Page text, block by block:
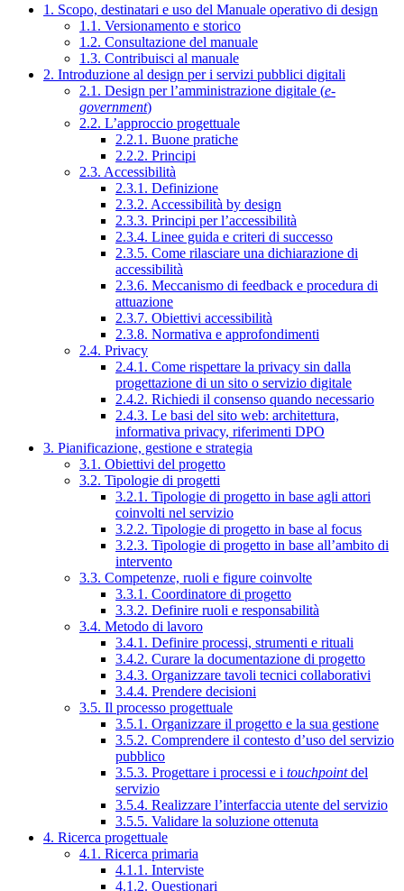
1. Scopo, destinatari e uso del Manuale operativo di design
1.1. Versionamento e storico
1.2. Consultazione del manuale
1.3. Contribuisci al manuale
2. Introduzione al design per i servizi pubblici digitali
2.1. Design per l’amministrazione digitale (e-
government)
2.2. L’approccio progettuale
2.2.1. Buone pratiche
2.2.2. Principi
2.3. Accessibilità
2.3.1. Definizione
2.3.2. Accessibilità by design
2.3.3. Principi per l’accessibilità
2.3.4. Linee guida e criteri di successo
2.3.5. Come rilasciare una dichiarazione di
accessibilità
2.3.6. Meccanismo di feedback e procedura di
attuazione
2.3.7. Obiettivi accessibilità
2.3.8. Normativa e approfondimenti
2.4. Privacy
2.4.1. Come rispettare la privacy sin dalla
progettazione di un sito o servizio digitale
2.4.2. Richiedi il consenso quando necessario
2.4.3. Le basi del sito web: architettura,
informativa privacy, riferimenti DPO
3. Pianificazione, gestione e strategia
3.1. Obiettivi del progetto
3.2. Tipologie di progetti
3.2.1. Tipologie di progetto in base agli attori
coinvolti nel servizio
3.2.2. Tipologie di progetto in base al focus
3.2.3. Tipologie di progetto in base all’ambito di
intervento
3.3. Competenze, ruoli e figure coinvolte
3.3.1. Coordinatore di progetto
3.3.2. Definire ruoli e responsabilità
3.4. Metodo di lavoro
3.4.1. Definire processi, strumenti e rituali
3.4.2. Curare la documentazione di progetto
3.4.3. Organizzare tavoli tecnici collaborativi
3.4.4. Prendere decisioni
3.5. Il processo progettuale
3.5.1. Organizzare il progetto e la sua gestione
3.5.2. Comprendere il contesto d’uso del servizio
pubblico
3.5.3. Progettare i processi e i touchpointdel
servizio
3.5.4. Realizzare l’interfaccia utente del servizio
3.5.5. Validare la soluzione ottenuta
4. Ricerca progettuale
4.1. Ricerca primaria
4.1.1. Interviste
4.1.2. Questionari